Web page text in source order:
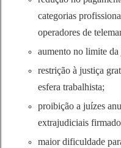
categorias
operadores de
aumento no limite
restrição à justiça
esfera trabalhista;
proibição a juízes
extrajudiciais
maior dificuldade